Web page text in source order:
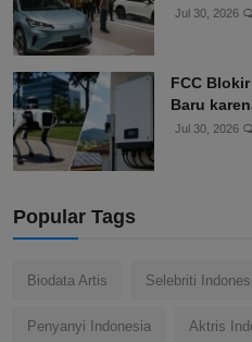
Jul 30, 2026
FCC
Baru
Jul 30, 2026
Popular Tags
Biodata Artis Selebriti
Penyanyi Indonesia Aktris